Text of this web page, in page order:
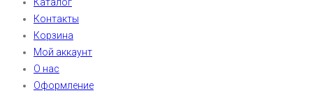
Контакты
Корзина
Мой аккаунт
О нас
Оформление